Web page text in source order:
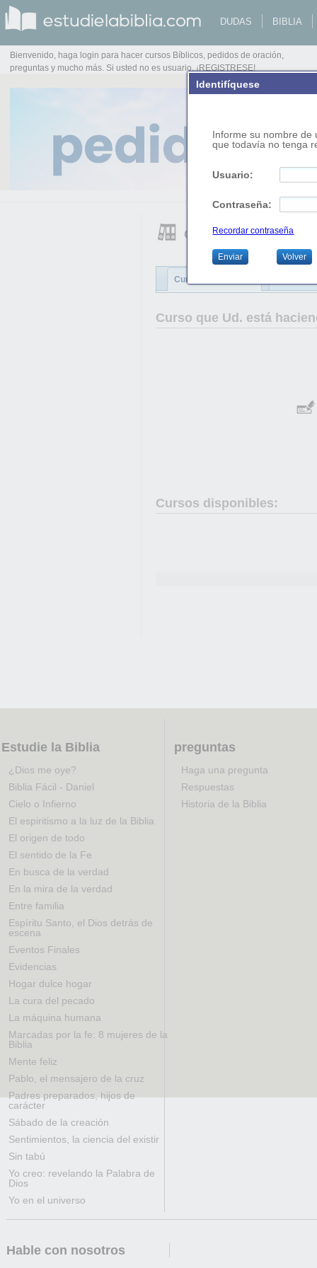
DUDAS BIBLIA
Bienvenido, haga login para hacer cursos Bíblicos, pedidos de oración,
preguntas y mucho más. Si usted no es usuario, ¡REGISTRESE!
Cursos bíblicos
Cursos disponibles:
Curso que Ud. está
Cursos disponibles:
Estudie la Biblia
¿Dios me oye?
Biblia Fácil - Daniel
Cielo o Infierno
El espiritismo a la luz de la Biblia
El origen de todo
El sentido de la Fe
En busca de la verdad
En la mira de la verdad
Entre familia
Espíritu Santo, el Dios detrás de
escena
Eventos Finales
Evidencias
Hogar dulce hogar
La cura del pecado
La máquina humana
Marcadas por la fe: 8 mujeres de la
Biblia
Mente feliz
Pablo, el mensajero de la cruz
Padres preparados, hijos de
carácter
Sábado de la creación
Sentimientos, la ciencia del existir
Sin tabú
Yo creo: revelando la Palabra de
Dios
Yo en el universo
preguntas
Haga una pregunta
Respuestas
Historia de la Biblia
Hable con nosotros
Identifíquese
Informe su nombre de
que todavía no tenga
Usuario:
Contraseña:
Recordar contraseña
Enviar Volver